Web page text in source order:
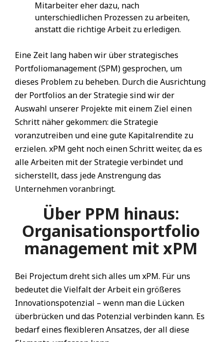
Mitarbeiter eher dazu, nach
unterschiedlichen Prozessen zu arbeiten,
anstatt die richtige Arbeit zu erledigen.
Eine Zeit lang haben wir über strategisches
Portfoliomanagement (SPM) gesprochen, um
dieses Problem zu beheben. Durch die Ausrichtung
der Portfolios an der Strategie sind wir der
Auswahl unserer Projekte mit einem Ziel einen
Schritt näher gekommen: die Strategie
voranzutreiben und eine gute Kapitalrendite zu
erzielen. xPM geht noch einen Schritt weiter, da es
alle Arbeiten mit der Strategie verbindet und
sicherstellt, dass jede Anstrengung das
Unternehmen voranbringt.
Über PPM hinaus:
Organisationsportfolio
management mit xPM
Bei Projectum dreht sich alles um xPM. Für uns
bedeutet die Vielfalt der Arbeit ein größeres
Innovationspotenzial – wenn man die Lücken
überbrücken und das Potenzial verbinden kann. Es
bedarf eines flexibleren Ansatzes, der all diese